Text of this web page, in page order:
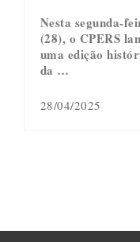
Nesta segunda-
(28), o CPERS
uma edição
da …
28/04/2025